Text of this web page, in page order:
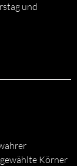
und
Körner